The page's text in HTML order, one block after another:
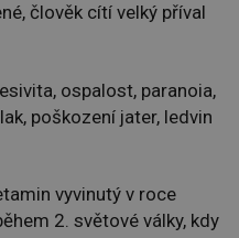
člověk cítí velký příval
ospalost, paranoia,
poškození jater, ledvin
vyvinutý v roce
2. světové války, kdy